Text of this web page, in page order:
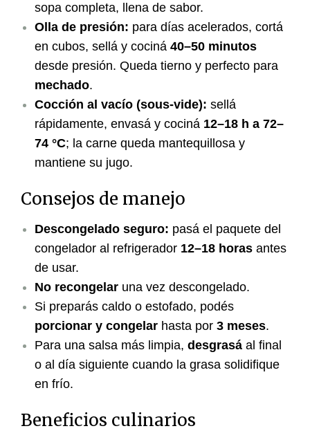
sopa completa, llena de sabor.
Olla de presión: para días acelerados, cortá
en cubos, sellá y cociná 40–50 minutos
desde presión. Queda tierno y perfecto para
mechado.
Cocción al vacío (sous-vide): sellá
rápidamente, envasá y cociná 12–18 h a 72–
74 °C; la carne queda mantequillosa y
mantiene su jugo.
Consejos de manejo
Descongelado seguro: pasá el paquete del
congelador al refrigerador 12–18 horas antes
de usar.
No recongelar una vez descongelado.
Si preparás caldo o estofado, podés
porcionar y congelar hasta por 3 meses.
Para una salsa más limpia, desgrasá al final
o al día siguiente cuando la grasa solidifique
en frío.
Beneficios culinarios